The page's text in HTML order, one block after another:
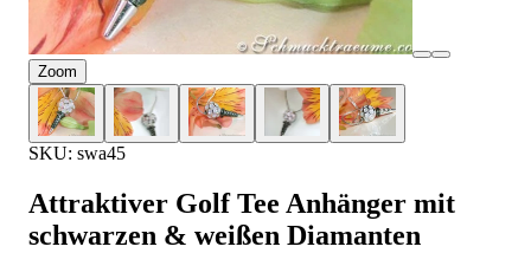
Zoom
SKU: swa45
Attraktiver Golf Tee Anhänger mit
schwarzen & weißen Diamanten